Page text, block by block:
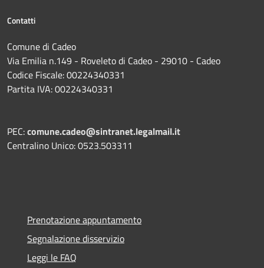
Contatti
Comune di Cadeo
Via Emilia n.149 - Roveleto di Cadeo - 29010 - Cadeo
Codice Fiscale: 00224340331
Partita IVA: 00224340331
PEC:comune.cadeo@sintranet.legalmail.it
Centralino Unico: 0523.503311
Prenotazione appuntamento
Segnalazione disservizio
Leggi le FAQ